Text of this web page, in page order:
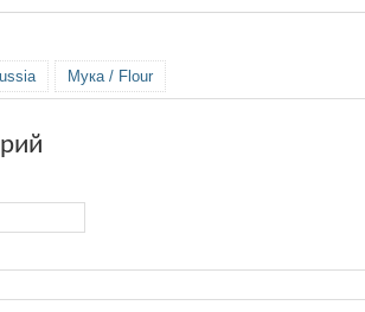
Мука / Flour